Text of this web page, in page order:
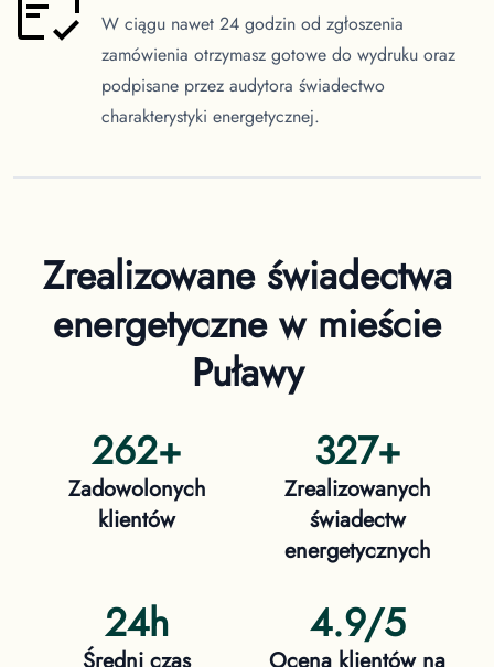
W ciągu nawet 24 godzin od zgłoszenia
zamówienia otrzymasz gotowe do wydruku oraz
podpisane przez audytora świadectwo
charakterystyki energetycznej.
Zrealizowane świadectwa
energetyczne w mieście
Puławy
262+
Zadowolonych
klientów
327+
Zrealizowanych
świadectw
energetycznych
24h 4.9/5